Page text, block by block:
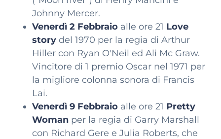
Johnny Mercer.
Venerdì 2 Febbraio alle ore 21 Love
story del 1970 per la regia di Arthur
Hiller con Ryan O'Neil ed Ali Mc Graw.
Vincitore di 1 premio Oscar nel 1971 per
la migliore colonna sonora di Francis
Lai.
Venerdì 9 Febbraio alle ore 21 Pretty
Woman per la regia di Garry Marshall
con Richard Gere e Julia Roberts, che